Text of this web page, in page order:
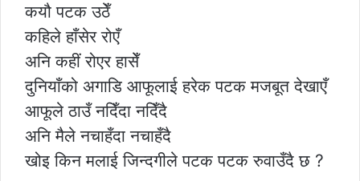
कयौ पटक उठेँ
कहिले हाँसेर रोएँ
अनि कहीं रोएर हासेँ
दुनियाँको अगाडि आफूलाई हरेक पटक मजबूत देखाएँ
आफूले ठाउँ नदिँदा नदिँदै
अनि मैले नचाहँदा नचाहँदै
खोइ किन मलाई जिन्दगीले पटक पटक रुवाउँदै छ ?